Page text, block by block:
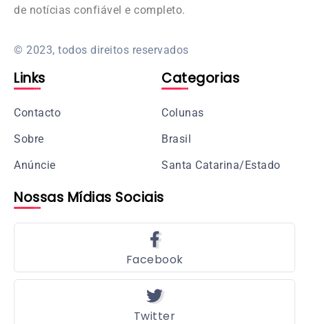
de notícias confiável e completo.
© 2023, todos direitos reservados
Links
Contacto
Sobre
Anúncie
Categorias
Colunas
Brasil
Santa Catarina/Estado
Nossas Mídias Sociais
Facebook
Twitter